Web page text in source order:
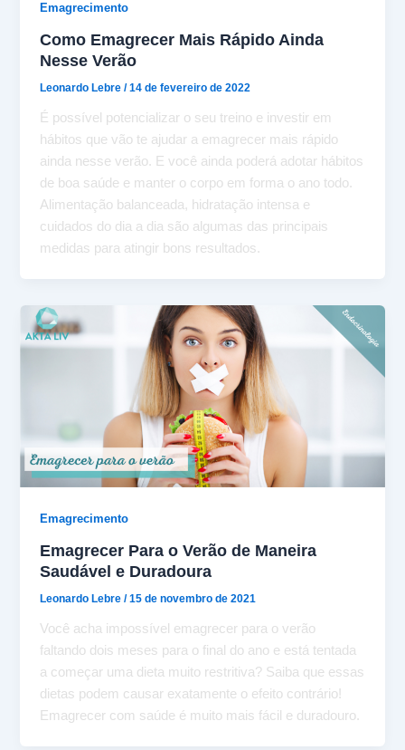
Emagrecimento
Como Emagrecer Mais Rápido Ainda
Nesse Verão
Leonardo Lebre/14 de fevereiro de 2022
É possível potencializar o seu treino e investir em
hábitos que vão te ajudar a emagrecer mais rápido
ainda nesse verão. E você ainda poderá adotar hábitos
de boa saúde e manter o corpo em forma o ano todo.
Alimentação balanceada, hidratação intensa e
cuidados do dia a dia são algumas das principais
medidas para atingir bons resultados.
Emagrecimento
Emagrecer Para o Verão de Maneira
Saudável e Duradoura
Leonardo Lebre/15 de novembro de 2021
Você acha impossível emagrecer para o verão
faltando dois meses para o final do ano e está tentada
a começar uma dieta muito restritiva? Saiba que essas
dietas podem causar exatamente o efeito contrário!
Emagrecer com saúde é muito mais fácil e duradouro.